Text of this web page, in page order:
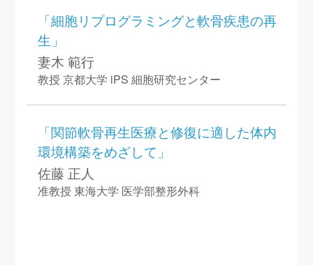
「細胞リプログラミングと軟骨疾患の再
生」
妻木 範行
教授 京都大学 iPS 細胞研究センター
「関節軟骨再生医療と修復に適した体内
環境構築をめざして」
佐藤 正人
准教授 東海大学 医学部整形外科